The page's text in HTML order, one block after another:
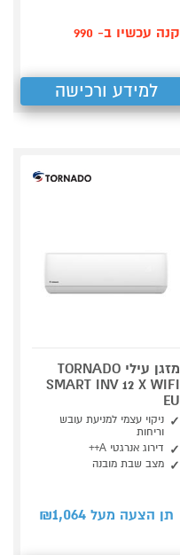
קנה עכשיו ב- 990
למידע ורכישה
מזגן עילי TORNADO
SMART INV 12 X WIFI
EU
ניקוי עצמי למניעת עובש
וריחות
דירוג אנרגטי A++
מצב שבת מובנה
תן הצעה מעל ₪ 1,064